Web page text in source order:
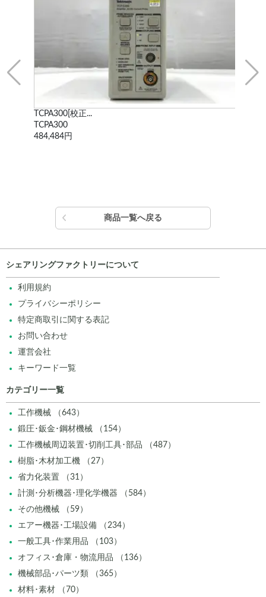
TCPA300[校正...
TCPA300
484,484円
商品一覧へ戻る
シェアリングファクトリーについて
利用規約
プライバシーポリシー
特定商取引に関する表記
お問い合わせ
運営会社
キーワード一覧
カテゴリー一覧
工作機械 （643）
鍛圧･鈑金･鋼材機械 （154）
工作機械周辺装置･切削工具･部品 （487）
樹脂･木材加工機 （27）
省力化装置 （31）
計測･分析機器･理化学機器 （584）
その他機械 （59）
エアー機器･工場設備 （234）
一般工具･作業用品 （103）
オフィス･倉庫・物流用品 （136）
機械部品･パーツ類 （365）
材料･素材 （70）